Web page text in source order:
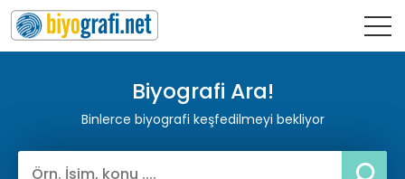
Biyografi Ara!
Binlerce biyografi keşfedilmeyi bekliyor